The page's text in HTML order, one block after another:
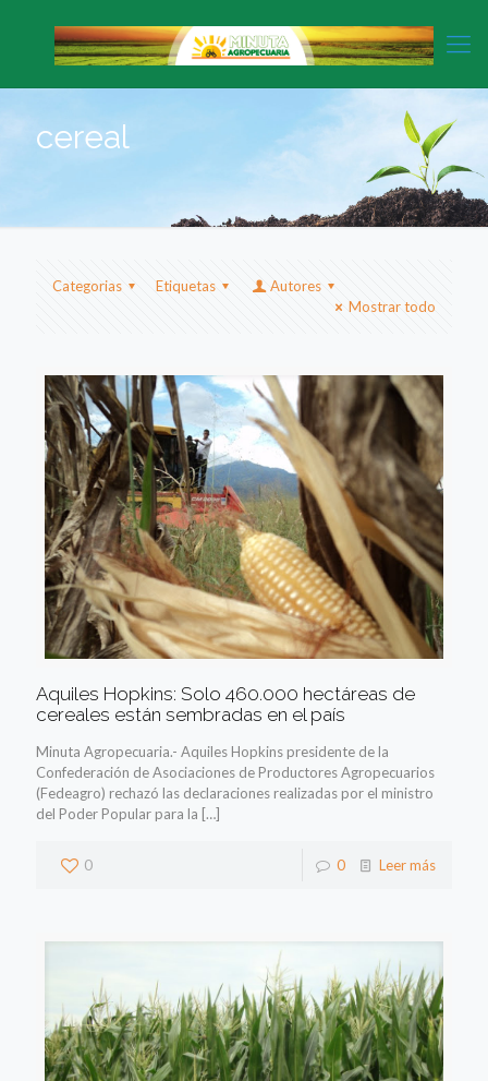
cereal
Categorias Etiquetas
Autores
Mostrar todo
Aquiles Hopkins: Solo 460.000 hectáreas de
cereales están sembradas en el país
Minuta Agropecuaria.- Aquiles Hopkins presidente de la
Confederación de Asociaciones de Productores Agropecuarios
(Fedeagro) rechazó las declaraciones realizadas por el ministro
del Poder Popular para la […]
0 0 Leer más